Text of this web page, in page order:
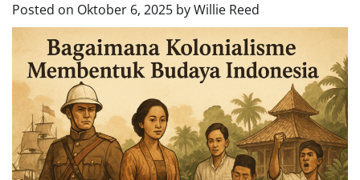
Posted on Oktober 6, 2025 byWillie Reed